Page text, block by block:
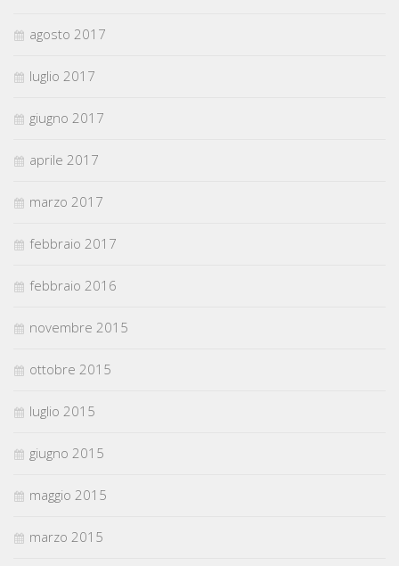
agosto 2017
luglio 2017
giugno 2017
aprile 2017
marzo 2017
febbraio 2017
febbraio 2016
novembre 2015
ottobre 2015
luglio 2015
giugno 2015
maggio 2015
marzo 2015